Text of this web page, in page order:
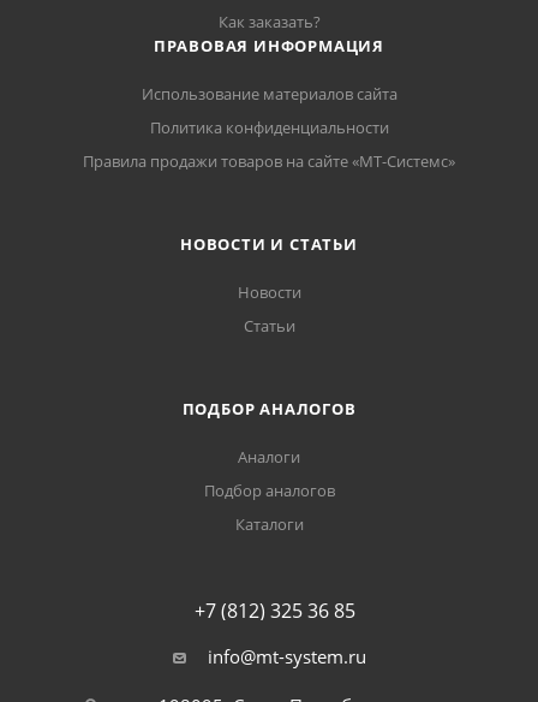
Как заказать?
ПРАВОВАЯ ИНФОРМАЦИЯ
Использование материалов сайта
Политика конфиденциальности
Правила продажи товаров на сайте «МТ-Системс»
НОВОСТИ И СТАТЬИ
Новости
Статьи
ПОДБОР АНАЛОГОВ
Аналоги
Подбор аналогов
Каталоги
+7 (812) 325 36 85
info@mt-system.ru